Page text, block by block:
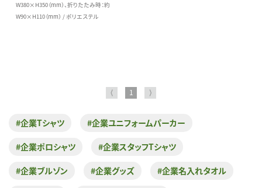
W380×H350（mm）、折りたたみ時：約
W90×H110（mm） / ポリエステル
⟨ 1 ⟩
#企業Tシャツ #企業ユニフォームパーカー
#企業ポロシャツ #企業スタッフTシャツ
#企業ブルゾン #企業グッズ #企業名入れタオル